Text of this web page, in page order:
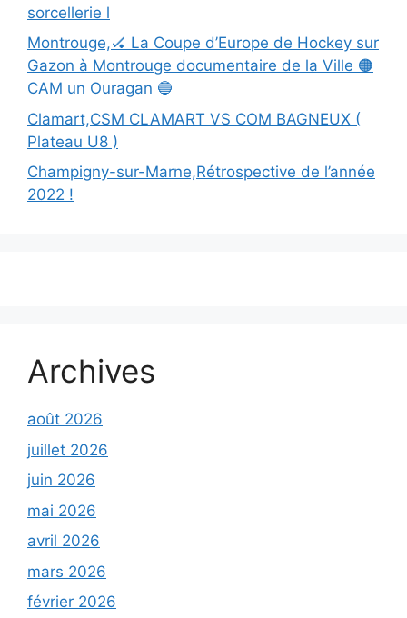
sorcellerie l
Montrouge,🏑 La Coupe d’Europe de Hockey sur
Gazon à Montrouge documentaire de la Ville 🟠
CAM un Ouragan 🔵
Clamart,CSM CLAMART VS COM BAGNEUX (
Plateau U8 )
Champigny-sur-Marne,Rétrospective de l’année
2022 !
Archives
août 2026
juillet 2026
juin 2026
mai 2026
avril 2026
mars 2026
février 2026